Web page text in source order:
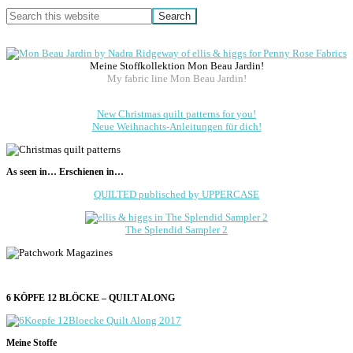
Search
this
Meine Stoffkollektion Mon Beau Jardin!
My fabric line Mon Beau Jardin!
New Christmas quilt patterns for you!
Neue Weihnachts-Anleitungen für dich!
As seen in… Erschienen in…
QUILTED publisched by UPPERCASE
The Splendid Sampler 2
6 KÖPFE 12 BLÖCKE – QUILT ALONG
Meine Stoffe